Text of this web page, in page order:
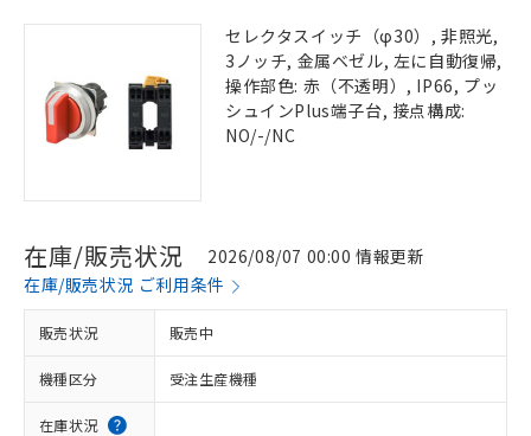
セレクタスイッチ（φ30）, 非照光,
3ノッチ, 金属ベゼル, 左に自動復帰,
操作部色: 赤（不透明）, IP66, プッ
シュインPlus端子台, 接点構成:
NO/-/NC
在庫/販売状況
2026/08/07 00:00 情報更新
在庫/販売状況 ご利用条件
販売状況 販売中
機種区分 受注生産機種
在庫状況